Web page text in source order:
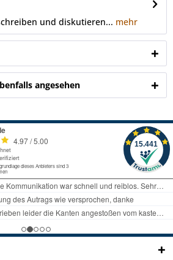
und diskutieren... mehr
angesehen